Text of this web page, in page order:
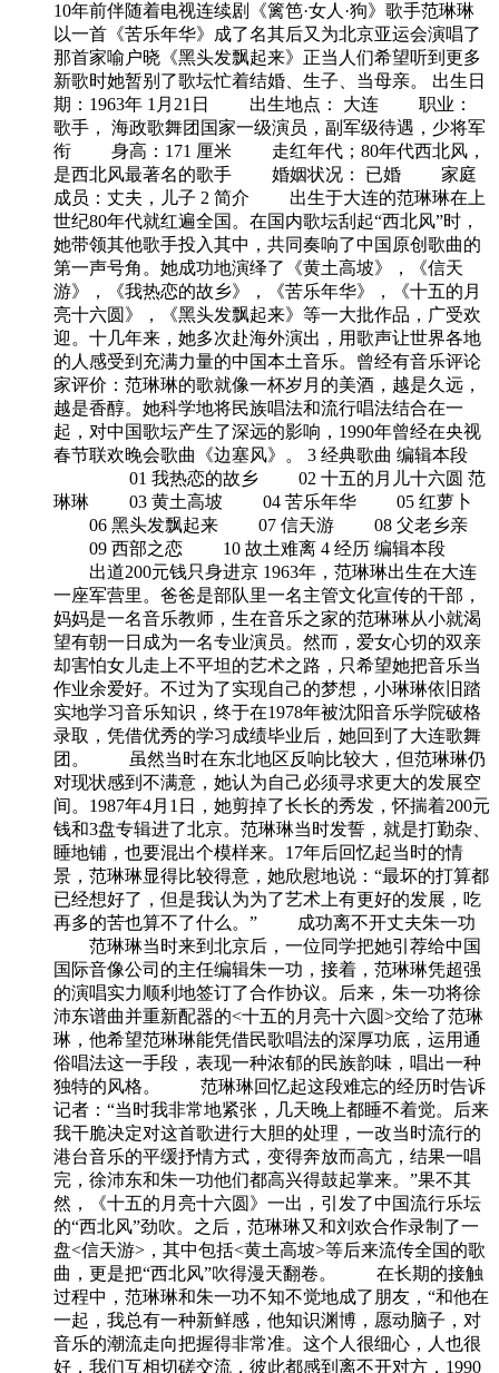
10年前伴随着电视连续剧《篱笆·女人·狗》歌手范琳琳
以一首《苦乐年华》成了名其后又为北京亚运会演唱了
那首家喻户晓《黑头发飘起来》正当人们希望听到更多
新歌时她暂别了歌坛忙着结婚、生子、当母亲。 出生日
期：1963年 1月21日 出生地点： 大连 职业：
歌手， 海政歌舞团国家一级演员，副军级待遇，少将军
衔 身高：171 厘米 走红年代；80年代西北风，
是西北风最著名的歌手 婚姻状况： 已婚 家庭
成员：丈夫，儿子 2 简介 出生于大连的范琳琳在上
世纪80年代就红遍全国。在国内歌坛刮起“西北风”时，
她带领其他歌手投入其中，共同奏响了中国原创歌曲的
第一声号角。她成功地演绎了《黄土高坡》，《信天
游》，《我热恋的故乡》，《苦乐年华》，《十五的月
亮十六圆》，《黑头发飘起来》等一大批作品，广受欢
迎。十几年来，她多次赴海外演出，用歌声让世界各地
的人感受到充满力量的中国本土音乐。曾经有音乐评论
家评价：范琳琳的歌就像一杯岁月的美酒，越是久远，
越是香醇。她科学地将民族唱法和流行唱法结合在一
起，对中国歌坛产生了深远的影响，1990年曾经在央视
春节联欢晚会歌曲《边塞风》。 3 经典歌曲 编辑本段
01 我热恋的故乡 02 十五的月儿十六圆 范
琳琳 03 黄土高坡 04 苦乐年华 05 红萝卜
06 黑头发飘起来 07 信天游 08 父老乡亲
09 西部之恋 10 故土难离 4 经历 编辑本段
出道200元钱只身进京 1963年，范琳琳出生在大连
一座军营里。爸爸是部队里一名主管文化宣传的干部，
妈妈是一名音乐教师，生在音乐之家的范琳琳从小就渴
望有朝一日成为一名专业演员。然而，爱女心切的双亲
却害怕女儿走上不平坦的艺术之路，只希望她把音乐当
作业余爱好。不过为了实现自己的梦想，小琳琳依旧踏
实地学习音乐知识，终于在1978年被沈阳音乐学院破格
录取，凭借优秀的学习成绩毕业后，她回到了大连歌舞
团。 虽然当时在东北地区反响比较大，但范琳琳仍
对现状感到不满意，她认为自己必须寻求更大的发展空
间。1987年4月1日，她剪掉了长长的秀发，怀揣着200元
钱和3盘专辑进了北京。范琳琳当时发誓，就是打勤杂、
睡地铺，也要混出个模样来。17年后回忆起当时的情
景，范琳琳显得比较得意，她欣慰地说：“最坏的打算都
已经想好了，但是我认为为了艺术上有更好的发展，吃
再多的苦也算不了什么。” 成功离不开丈夫朱一功
范琳琳当时来到北京后，一位同学把她引荐给中国
国际音像公司的主任编辑朱一功，接着，范琳琳凭超强
的演唱实力顺利地签订了合作协议。后来，朱一功将徐
沛东谱曲并重新配器的<十五的月亮十六圆>交给了范琳
琳，他希望范琳琳能凭借民歌唱法的深厚功底，运用通
俗唱法这一手段，表现一种浓郁的民族韵味，唱出一种
独特的风格。 范琳琳回忆起这段难忘的经历时告诉
记者：“当时我非常地紧张，几天晚上都睡不着觉。后来
我干脆决定对这首歌进行大胆的处理，一改当时流行的
港台音乐的平缓抒情方式，变得奔放而高亢，结果一唱
完，徐沛东和朱一功他们都高兴得鼓起掌来。”果不其
然，《十五的月亮十六圆》一出，引发了中国流行乐坛
的“西北风”劲吹。之后，范琳琳又和刘欢合作录制了一
盘<信天游>，其中包括<黄土高坡>等后来流传全国的歌
曲，更是把“西北风”吹得漫天翻卷。 在长期的接触
过程中，范琳琳和朱一功不知不觉地成了朋友，“和他在
一起，我总有一种新鲜感，他知识渊博，愿动脑子，对
音乐的潮流走向把握得非常准。这个人很细心，人也很
好，我们互相切磋交流，彼此都感到离不开对方，1990